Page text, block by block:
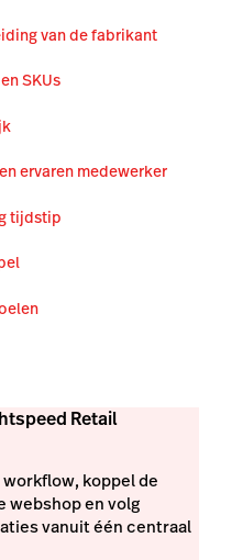
van de fabrikant
SKUs
ervaren medewerker
tijdstip
Retail
koppel de
webshop en volg
vanuit één centraal